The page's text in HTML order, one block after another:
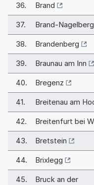
36. Brand
37. Brand-Nagelberg
38. Brandenberg
39. Braunau am Inn
40. Bregenz
41. Breitenau am
42. Breitenfurt bei
43. Bretstein
44. Brixlegg
45.
Bruck an der